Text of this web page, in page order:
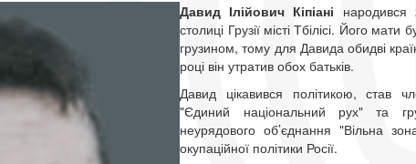
Давид Ілійович Кіпіані
столиці Грузії місті Тбілісі. Його
грузином, тому для Давида обидві
році він утратив обох батьків.
Давид цікавився політикою, став
"Єдиний національний рух" та
неурядового об’єднання "Вільна
окупаційної політики Росії.